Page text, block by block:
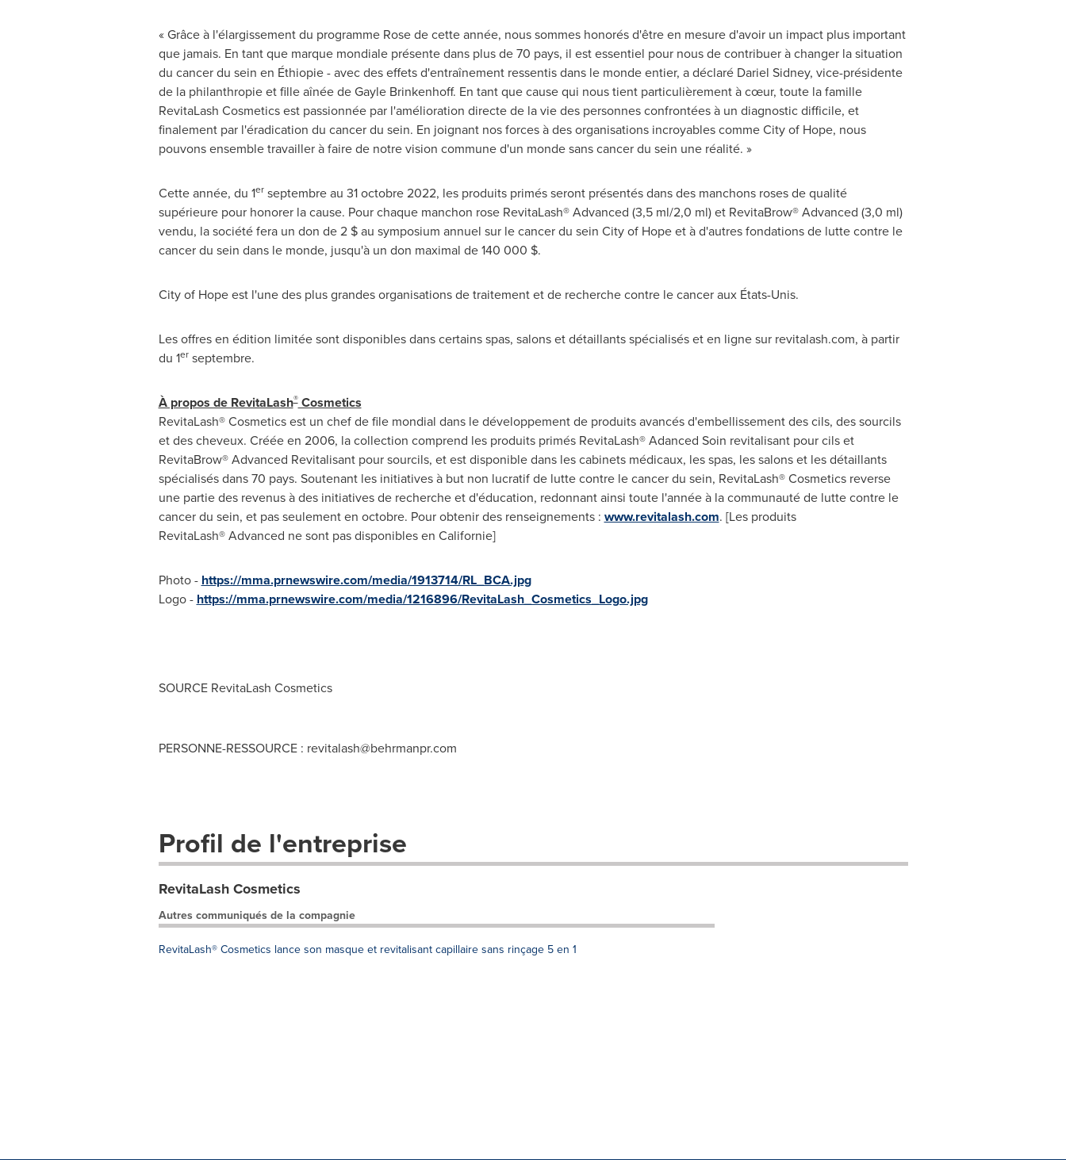
« Grâce à l'élargissement du programme Rose decette année, nous sommes honorés d'être en mesure d'avoir un impact plus important
que jamais. En tant que marque mondiale présente dans plus de 70 pays, il est essentiel pour nous de contribuer à changer la situation
du cancer du sein en Éthiopie - avec des effets d'entraînement ressentis dans le monde entier, a déclaré Dariel Sidney, vice-présidente
de la philanthropie et fille aînée de Gayle Brinkenhoff. En tant que cause qui nous tient particulièrement à cœur, toute la famille
RevitaLash Cosmetics est passionnée par l'amélioration directe de la vie des personnes confrontées à un diagnostic difficile, et
finalement par l'éradication du cancer du sein. En joignant nos forces à des organisations incroyables comme City of Hope, nous
pouvons ensemble travailler à faire de notre vision commune d'un monde sans cancer du sein une réalité. »
Cette année, du 1erseptembre au 31 octobre 2022, les produits primés seront présentés dans des manchons roses de qualité
supérieure pour honorer la cause. Pour chaque manchon rose RevitaLash® Advanced (3,5 ml/2,0 ml) et RevitaBrow® Advanced (3,0 ml)
vendu, la société fera un don de 2 $ au symposium annuel sur le cancer du sein City of Hope et à d'autres fondations de lutte contre le
cancer du sein dans le monde, jusqu'à un don maximal de 140 000 $.
City of Hope est l'une des plus grandes organisations de traitement et de recherche contre le cancer aux États-Unis.
Les offres en édition limitée sont disponibles dans certains spas, salons et détaillants spécialisés et en ligne sur revitalash.com, à partir
du 1erseptembre.
À propos de RevitaLash®Cosmetics
RevitaLash® Cosmetics est un chef de file mondial dans le développement de produits avancés d'embellissement des cils, des sourcils
et des cheveux. Créée en 2006, la collection comprend les produits primés RevitaLash® Adanced Soin revitalisant pour cils et
RevitaBrow® Advanced Revitalisant pour sourcils, et est disponible dans les cabinets médicaux, les spas, les salons et les détaillants
spécialisés dans 70 pays. Soutenant les initiatives à but non lucratif de lutte contre le cancer du sein, RevitaLash® Cosmetics reverse
une partie des revenus à des initiatives de recherche et d'éducation, redonnant ainsi toute l'année à la communauté de lutte contre le
cancer du sein, et pas seulement en octobre. Pour obtenir des renseignements : www.revitalash.com. [Les produits
RevitaLash® Advanced ne sont pas disponibles en Californie]
Photo - https://mma.prnewswire.com/media/1913714/RL_BCA.jpg
Logo - https://mma.prnewswire.com/media/1216896/RevitaLash_Cosmetics_Logo.jpg
SOURCE RevitaLash Cosmetics
PERSONNE-RESSOURCE : revitalash@behrmanpr.com
Profil de l'entreprise
RevitaLash Cosmetics
Autres communiqués de la compagnie
RevitaLash® Cosmetics lance son masque et revitalisant capillaire sans rinçage 5 en 1